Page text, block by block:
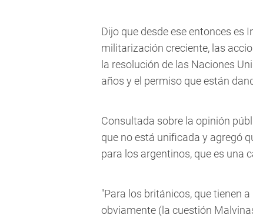
Dijo que desde ese entonces
militarización creciente, las
la resolución de las Naciones
años y el permiso que están
Consultada sobre la opinión
que no está unificada y agregó
para los argentinos, que es
"Para los británicos, que tienen
obviamente (la cuestión